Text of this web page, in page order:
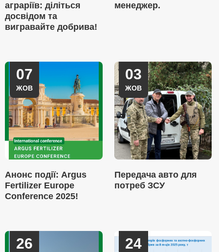
аграріїв: діліться
досвідом та
вигравайте добрива!
менеджер.
07
ЖОВ
Анонс події: Argus
Fertilizer Europe
Conference 2025!
03
ЖОВ
Передача авто для
потреб ЗСУ
26 24